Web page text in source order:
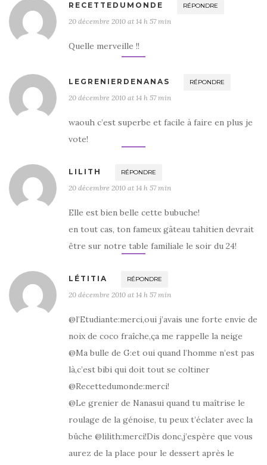
RECETTEDUMONDE RÉPONDRE
20 décembre 2010 at 14 h 57 min
Quelle merveille !!
LEGRENIERDENANAS RÉPONDRE
20 décembre 2010 at 14 h 57 min
waouh c’est superbe et facile à faire en plus je
vote!
LILITH RÉPONDRE
20 décembre 2010 at 14 h 57 min
Elle est bien belle cette bubuche!
en tout cas, ton fameux gâteau tahitien devrait
être sur notre table familiale le soir du 24!
LÉTITIA RÉPONDRE
20 décembre 2010 at 14 h 57 min
@l’Etudiante:merci,oui j’avais une forte envie de
noix de coco fraîche,ça me rappelle la neige
@Ma bulle de G:et oui quand l’homme n’est pas
là,c’est bibi qui doit tout se coltiner
@Recettedumonde:merci!
@Le grenier de Nanasui quand tu maîtrise le
roulage de la génoise, tu peux t’éclater avec la
bûche @lilith:merci!Dis donc,j’espère que vous
aurez de la place pour le dessert après le